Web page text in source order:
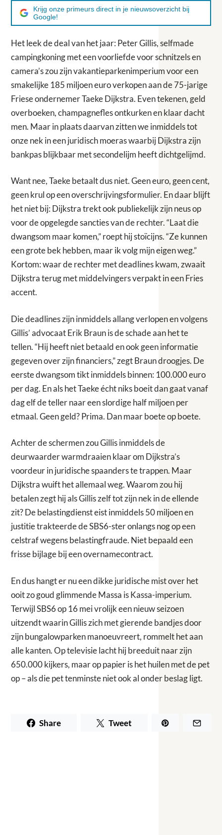
Krijg onze primeurs direct in je nieuwsoverzicht bij
Google!
Het leek de deal van het jaar: Peter Gillis, selfmade
campingkoning met een voorliefde voor schnitzels en
camera’s zou zijn vakantieparkenimperium voor een
smakelijke 185 miljoen euro verkopen aan de 75-jarige
Friese ondernemer Taeke Dijkstra. Even tekenen, geld
overboeken, champagnefles ontkurken en klaar dacht
men. Maar in plaats daarvan zitten we inmiddels tot
onze nek in een juridisch moeras waarbij Dijkstra zijn
bankpas blijkbaar met secondelijm heeft dichtgelijmd.
Want nee, Taeke betaalt dus niet. Geen euro, geen cent,
geen krul op een overschrijvingsformulier. En daar blijft
het niet bij: Dijkstra trekt ook publiekelijk zijn neus op
voor de opgelegde sancties van de rechter. “Laat die
dwangsom maar komen,” roept hij stoïcijns. “Ze kunnen
een grote bek hebben, maar ik volg mijn eigen weg.”
Kortom: waar de rechter met deadlines kwam, zwaait
Dijkstra terug met middelvingers verpakt in een Fries
accent.
Die deadlines zijn inmiddels allang verlopen en volgens
Gillis’ advocaat Erik Braun is de schade aan het te
tellen. “Hij heeft niet betaald en ook geen informatie
gegeven over zijn financiers,” zegt Braun droogjes. De
eerste dwangsom tikt inmiddels binnen: 100.000 euro
per dag. En als het Taeke écht niks boeit dan gaat vanaf
dag elf de teller naar een slordige half miljoen per
etmaal. Geen geld? Prima. Dan maar boete op boete.
Achter de schermen zou Gillis inmiddels de
deurwaarder warmdraaien klaar om Dijkstra’s
voordeur in juridische spaanders te trappen. Maar
Dijkstra wuift het allemaal weg. Waarom zou hij
betalen zegt hij als Gillis zelf tot zijn nek in de ellende
zit? De belastingdienst eist inmiddels 50 miljoen en
justitie trakteerde de SBS6-ster onlangs nog op een
celstraf wegens belastingfraude. Niet bepaald een
frisse bijlage bij een overnamecontract.
En dus hangt er nu een dikke juridische mist over het
ooit zo goud glimmende Massa is Kassa-imperium.
Terwijl SBS6 op 16 mei vrolijk een nieuw seizoen
uitzendt waarin Gillis zich met gierende bandjes door
zijn bungalowparken manoeuvreert, rommelt het aan
alle kanten. Op televisie lacht hij breeduit naar zijn
650.000 kijkers, maar op papier is het huilen met de pet
op – als die pet tenminste niet ook al onder beslag ligt.
Share Tweet